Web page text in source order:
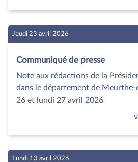
Jeudi 23 avril 2026
Communiqué de presse
Note aux rédactions de la
dans le département de
26 et lundi 27 avril 2026
Lundi 13 avril 2026